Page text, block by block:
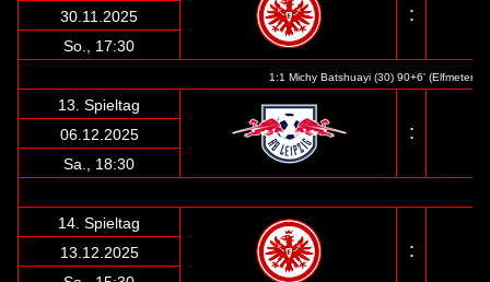
:
30.11.2025
So., 17:30
1:1 Michy Batshuayi (30) 90+6' (Elfmeter)
13. Spieltag
:
06.12.2025
Sa., 18:30
14. Spieltag
:
13.12.2025